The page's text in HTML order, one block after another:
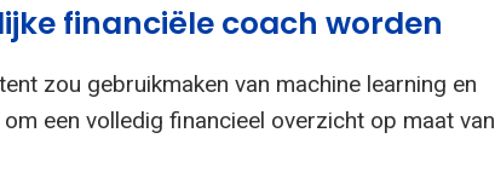
financiële coach worden
zou gebruikmaken van machine learning en
een volledig financieel overzicht op maat van